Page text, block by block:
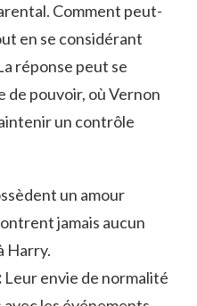
Comment peut-
en se considérant
réponse peut se
de pouvoir, où Vernon
un contrôle
un amour
jamais aucun
Harry.
Leur envie de normalité